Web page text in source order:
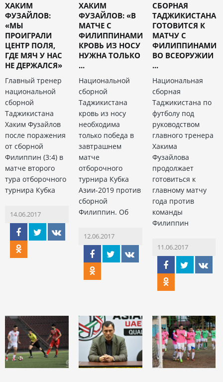
ХАКИМ
ФУЗАЙЛОВ:
«МЫ
ПРОИГРАЛИ
ЦЕНТР ПОЛЯ,
ГДЕ МЯЧ У НАС
НЕ ДЕРЖАЛСЯ»
Главный тренер
национальной
сборной
Таджикистана
Хаким Фузайлов
после поражения
от сборной
Филиппин (3:4) в
матче второго
тура отборочного
турнира Кубка
14.06.2017
ХАКИМ
ФУЗАЙЛОВ: «В
МАТЧЕ С
ФИЛИППИНАМИ
КРОВЬ ИЗ НОСУ
НУЖНА ТОЛЬКО
...
Национальной
сборной
Таджикистана
кровь из носу
необходима
только победа в
завтрашнем
матче
отборочного
турнира Кубка
Азии-2019 против
сборной
Филиппин. Об
12.06.2017
СБОРНАЯ
ТАДЖИКИСТАНА
ГОТОВИТСЯ К
МАТЧУ С
ФИЛИППИНАМИ
ВО ВСЕОРУЖИИ
...
Национальная
сборная
Таджикистана по
футболу под
руководством
главного тренера
Хакима
Фузайлова
продолжает
готовиться к
главному матчу
года против
команды
Филиппин
11.06.2017